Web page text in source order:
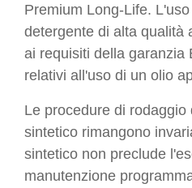
Premium Long-Life.
detergente di alta qualità
ai requisiti della garanzia
relativi all'uso di un olio
Le procedure di
sintetico rimangono
sintetico non preclude
manutenzione